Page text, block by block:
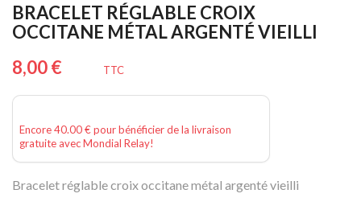
BRACELET RÉGLABLE CROIX
OCCITANE MÉTAL ARGENTÉ VIEILLI
8,00 €
TTC
Encore 40.00 € pour bénéficier de la livraison
gratuite avec Mondial Relay!
Bracelet réglable croix occitane métal argenté vieilli